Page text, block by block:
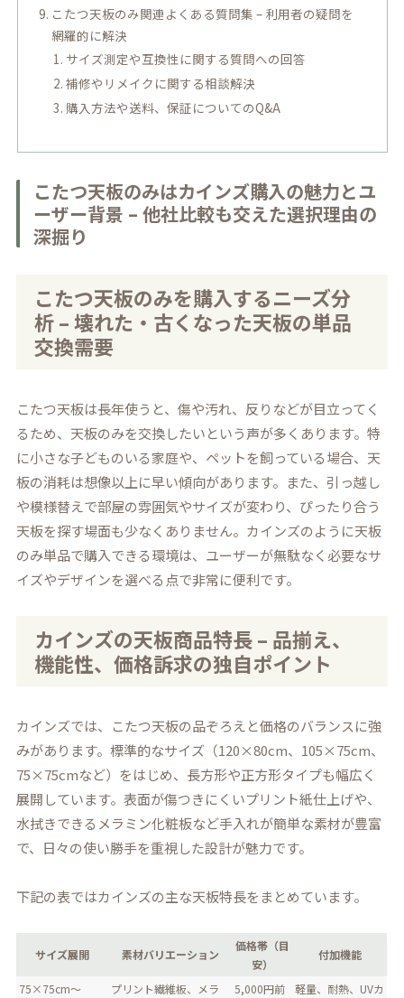
こたつ天板のみ関連よくある質問集 – 利用者の疑問を
網羅的に解決
サイズ測定や互換性に関する質問への回答
補修やリメイクに関する相談解決
購入方法や送料、保証についてのQ&A
こたつ天板のみはカインズ購入の魅力とユ
ーザー背景 – 他社比較も交えた選択理由の
深掘り
こたつ天板のみを購入するニーズ分
析 – 壊れた・古くなった天板の単品
交換需要
こたつ天板は長年使うと、傷や汚れ、反りなどが目立ってく
るため、天板のみを交換したいという声が多くあります。特
に小さな子どものいる家庭や、ペットを飼っている場合、天
板の消耗は想像以上に早い傾向があります。また、引っ越し
や模様替えで部屋の雰囲気やサイズが変わり、ぴったり合う
天板を探す場面も少なくありません。カインズのように天板
のみ単品で購入できる環境は、ユーザーが無駄なく必要なサ
イズやデザインを選べる点で非常に便利です。
カインズの天板商品特長 – 品揃え、
機能性、価格訴求の独自ポイント
カインズでは、こたつ天板の品ぞろえと価格のバランスに強
みがあります。標準的なサイズ（120×80cm、105×75cm、
75×75cmなど）をはじめ、長方形や正方形タイプも幅広く
展開しています。表面が傷つきにくいプリント紙仕上げや、
水拭きできるメラミン化粧板など手入れが簡単な素材が豊富
で、日々の使い勝手を重視した設計が魅力です。
下記の表ではカインズの主な天板特長をまとめています。
サイズ展開 素材バリエーション
価格帯（目
安）
付加機能
75×75cm〜 プリント繊維板、メラ 5,000円前 軽量、耐熱、UVカ